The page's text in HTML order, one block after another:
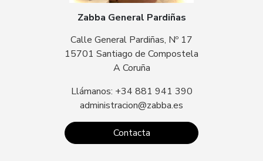
Zabba General Pardiñas
Calle General Pardiñas, Nº 17
15701 Santiago de Compostela
A Coruña
Llámanos: +34 881 941 390
administracion@zabba.es
Contacta